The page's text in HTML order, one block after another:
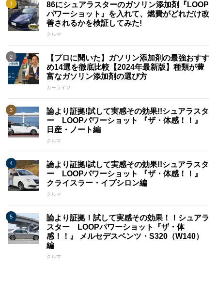
86にシュアラスターのガソリン添加剤『LOOP
パワーショット』を入れて、燃費がどれだけ改
善されるかを検証してみた!
クルマ
【プロに聞いた】ガソリン添加剤の最強おすす
め14選を徹底比較【2024年最新版】種類が豊
富なガソリン添加剤の選び方
カーライフ
論より証拠!試して実感その効果!!シュアラスタ
ー LOOPパワーショット 『ザ・体感！！』
日産・ノート編
クルマ
論より証拠!試して実感その効果!!シュアラスタ
ー LOOPパワーショット 『ザ・体感！！』
クライスラー・イプシロン編
クルマ
論より証拠！試して実感その効果！！シュアラ
スター LOOPパワーショット『ザ・体
感！！』 メルセデスベンツ・S320（W140）
編
クルマ